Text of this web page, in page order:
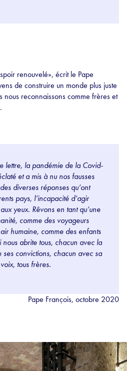
renouvelé», écrit le Pape
de construire un monde plus juste
nous reconnaissons comme frères et
lettre, la pandémie de la Covid-
et a mis à nu nos fausses
diverses réponses qu’ont
pays, l’incapacité d’agir
yeux. Rêvons en tant qu’une
comme des voyageurs
humaine, comme des enfants
abrite tous, chacun avec la
convictions, chacun avec sa
tous frères.
Pape François, octobre 2020